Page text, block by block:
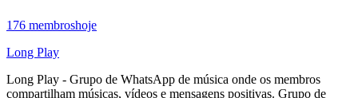
176 membroshoje
Long Play
Long Play - Grupo de WhatsApp de música onde os membros
compartilham músicas, vídeos e mensagens positivas. Grupo de